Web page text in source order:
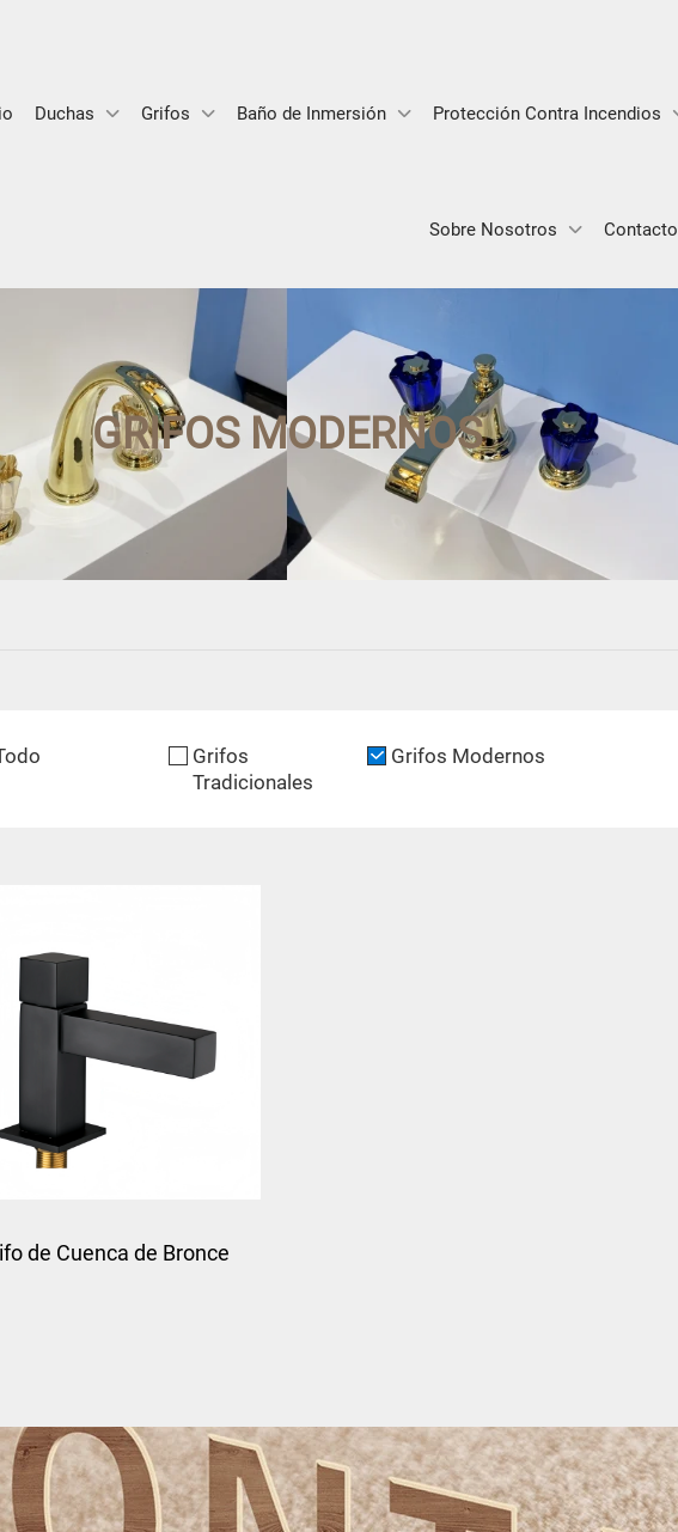
Duchas Grifos Baño de Inmersión Protección Contra Incendios
Sobre Nosotros Contacto
GRIFOS MODERNOS
Grifos
Tradicionales
Grifos Modernos
de Cuenca de Bronce